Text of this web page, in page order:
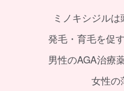
ミノキシジル
発毛・育毛を促
男性のAGA治療
女性の